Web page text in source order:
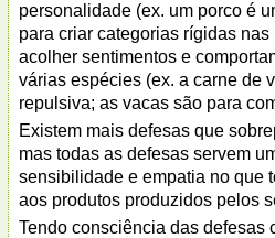
personalidade (ex. um porco é
para criar categorias rígidas
acolher sentimentos e
várias espécies (ex. a carne de
repulsiva; as vacas são para
Existem mais defesas que
mas todas as defesas servem
sensibilidade e empatia no que
aos produtos produzidos pelos
Tendo consciência das defesas